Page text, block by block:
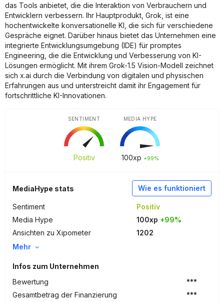
das Tools anbietet, die die Interaktion von Verbrauchern und
Entwicklern verbessern. Ihr Hauptprodukt, Grok, ist eine
hochentwickelte konversationelle KI, die sich für verschiedene
Gespräche eignet. Darüber hinaus bietet das Unternehmen eine
integrierte Entwicklungsumgebung (IDE) für promptes
Engineering, die die Entwicklung und Verbesserung von KI-
Lösungen ermöglicht. Mit ihrem Grok-1.5 Vision-Modell zeichnet
sich x.ai durch die Verbindung von digitalen und physischen
Erfahrungen aus und unterstreicht damit ihr Engagement für
fortschrittliche KI-Innovationen.
Positiv
SENTIMENT
100xp +99%
MEDIA HYPE
Wie es funktioniert
MediaHype stats
Sentiment
Positiv
Media Hype
100xp +99%
Ansichten zu Xipometer
1202
Mehr
Infos zum Unternehmen
Bewertung
***
Gesamtbetrag der Finanzierung
***